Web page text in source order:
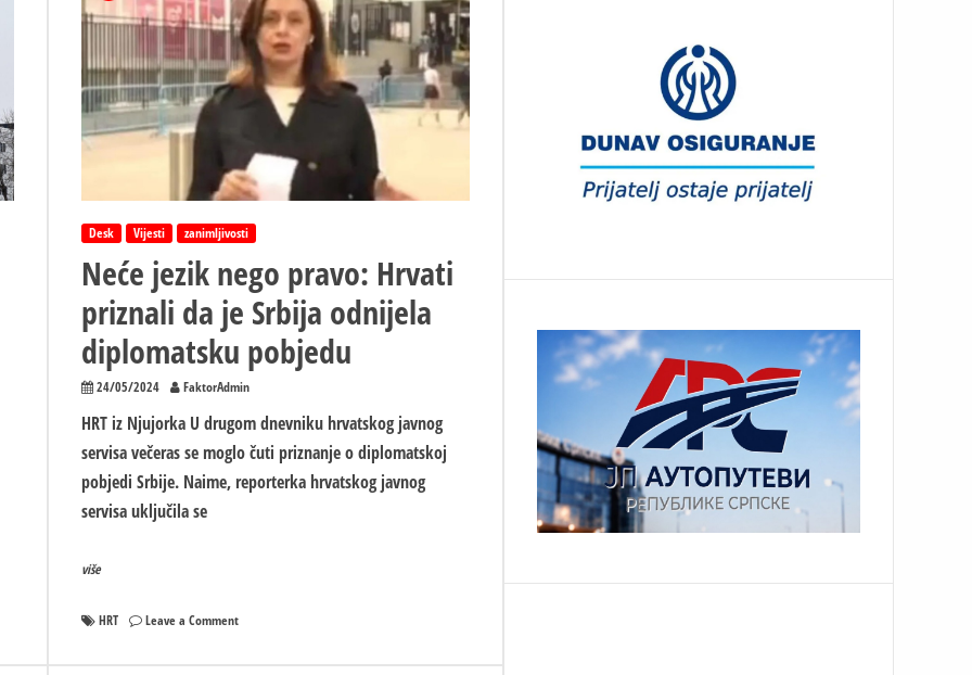
Desk Vijesti zanimljivosti
Neće jezik nego pravo: Hrvati
priznali da je Srbija odnijela
diplomatsku pobjedu
24/05/2024 FaktorAdmin
HRT iz Njujorka U drugom dnevniku hrvatskog javnog
servisa večeras se moglo čuti priznanje o diplomatskoj
pobjedi Srbije. Naime, reporterka hrvatskog javnog
servisa uključila se
više
HRT Leave a Commenton
jezik